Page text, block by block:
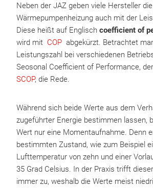
Neben der JAZ geben viele Hersteller
Wärmepumpenheizung auch mit der
Diese heißt auf Englisch coefficient of
wird mit COP abgekürzt. Betrachtet
Leistungszahl bei verschiedenen
Seosonal Coefficient of Performance,
SCOP, die Rede.
Während sich beide Werte aus dem
zugeführter Energie bestimmen lassen,
Wert nur eine Momentaufnahme. Denn
bestimmten Zustand, wie zum Beispiel
Lufttemperatur von zehn und einer
35 Grad Celsius. In der Praxis trifft
immer zu, weshalb die Werte meist